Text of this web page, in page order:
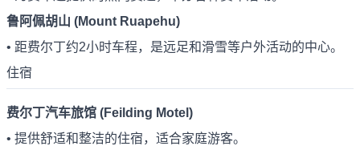
鲁阿佩胡山 (Mount Ruapehu)
• 距费尔丁约2小时车程，是远足和滑雪等户外活动的中心。
住宿
费尔丁汽车旅馆 (Feilding Motel)
• 提供舒适和整洁的住宿，适合家庭游客。